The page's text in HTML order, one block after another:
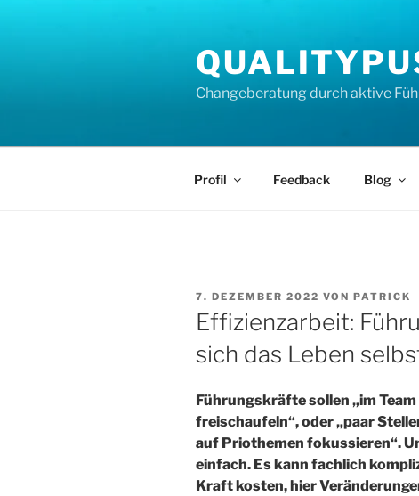
Changeberatung durch aktive
Profil Feedback Blog
VERÖFFENTLICHT
AM
7. DEZEMBER 2022 VON PATRICK
Effizienzarbeit:
sich das Leben
Führungskräfte sollen „im
freischaufeln“, oder „paar
auf Priothemen fokussieren“.
einfach. Es kann fachlich
Kraft kosten, hier